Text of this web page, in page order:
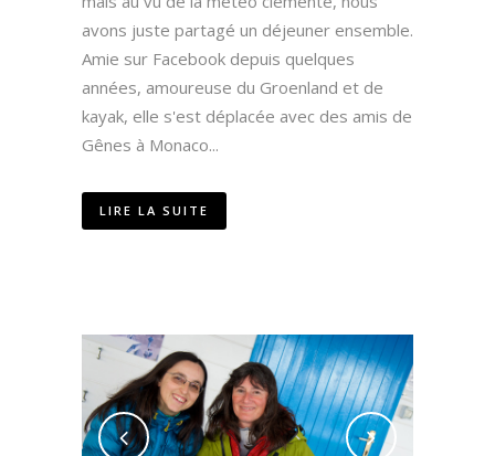
avons juste partagé un déjeuner ensemble.
Amie sur Facebook depuis quelques
années, amoureuse du Groenland et de
kayak, elle s'est déplacée avec des amis de
Gênes à Monaco...
LIRE LA SUITE